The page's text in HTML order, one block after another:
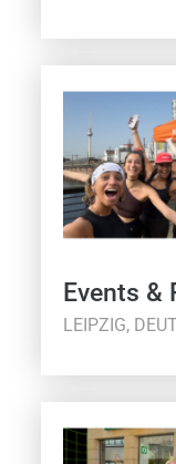
Events &
LEIPZIG,